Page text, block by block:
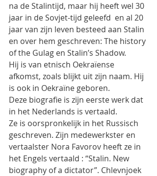
na de Stalintijd, maar hij heeft wel 30
jaar in de Sovjet-tijd geleefd  en al 20
jaar van zijn leven besteed aan Stalin
en over hem geschreven: The history
of the Gulag en Stalin’s Shadow.
Hij is van etnisch Oekraïense
afkomst, zoals blijkt uit zijn naam. Hij
is ook in Oekraïne geboren.
Deze biografie is zijn eerste werk dat
in het Nederlands is vertaald.
Ze is oorspronkelijk in het Russisch
geschreven. Zijn medewerkster en
vertaalster Nora Favorov heeft ze in
het Engels vertaald : “Stalin. New
biography of a dictator”. Chlevnjoek